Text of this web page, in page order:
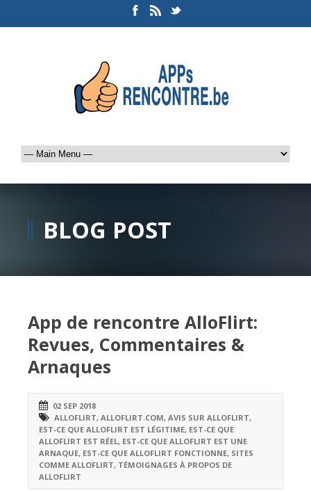
BLOG POST
App de rencontre AlloFlirt:
Revues, Commentaires &
Arnaques
02 SEP 2018
ALLOFLIRT, ALLOFLIRT.COM, AVIS SUR ALLOFLIRT,
EST-CE QUE ALLOFLIRT EST LÉGITIME, EST-CE QUE
ALLOFLIRT EST RÉEL, EST-CE QUE ALLOFLIRT EST UNE
ARNAQUE, EST-CE QUE ALLOFLIRT FONCTIONNE, SITES
COMME ALLOFLIRT, TÉMOIGNAGES À PROPOS DE
ALLOFLIRT